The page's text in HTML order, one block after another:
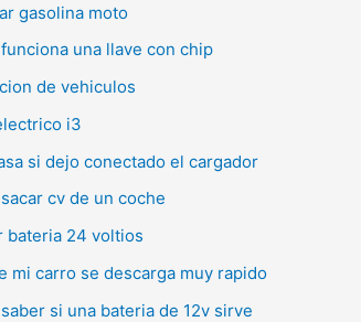
gasolina moto
una llave con chip
de vehiculos
i3
si dejo conectado el cargador
cv de un coche
bateria 24 voltios
mi carro se descarga muy rapido
si una bateria de 12v sirve